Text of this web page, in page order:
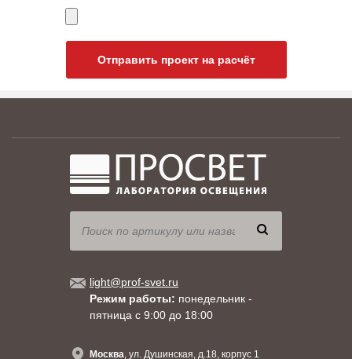
Отправить проект на расчёт
light@prof-svet.ru
Режим работы: понедельник -
пятница с 9:00 до 18:00
Москва, ул. Душинская, д.18, корпус 1